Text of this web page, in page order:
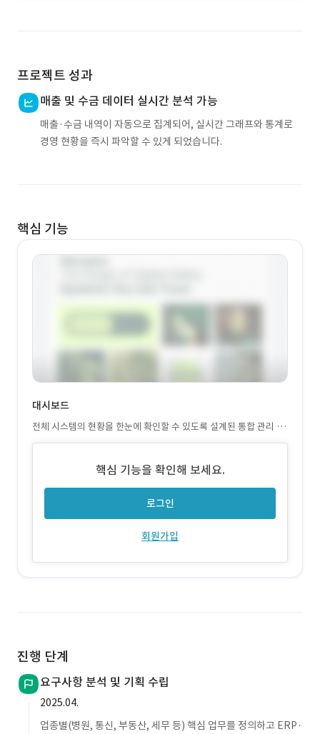
프로젝트 성과
매출 및 수금 데이터 실시간 분석 가능
매출·수금 내역이 자동으로 집계되어, 실시간 그래프와 통계로
경영 현황을 즉시 파악할 수 있게 되었습니다.
핵심 기능
대시보드
전체 시스템의 현황을 한눈에 확인할 수 있도록 설계된 통합 관리 화
면입니다. 총 매출, 성장률, 출근 현황, 대기 중 결제·경비 승인, 최근
핵심 기능을 확인해 보세요.
로그인
회원가입
진행 단계
요구사항 분석 및 기획 수립
2025.04.
업종별(병원, 통신, 부동산, 세무 등) 핵심 업무를 정의하고 ERP·